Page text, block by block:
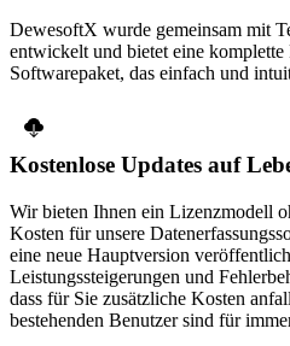
DewesoftX wurde gemeinsam mit
entwickelt und bietet eine
Softwarepaket, das einfach und
Kostenlose Updates auf
Wir bieten Ihnen ein Lizenzmodell
Kosten für unsere
eine neue Hauptversion
Leistungssteigerungen und
dass für Sie zusätzliche Kosten
bestehenden Benutzer sind für